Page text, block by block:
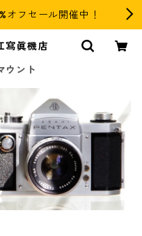
オフセール開催中！
寫眞機店
ウント